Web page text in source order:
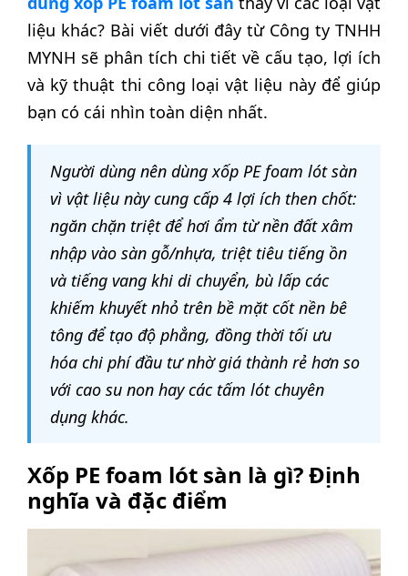
liệu khác? Bài viết dưới đây từ Công ty TNHH
MYNH sẽ phân tích chi tiết về cấu tạo, lợi ích
và kỹ thuật thi công loại vật liệu này để giúp
bạn có cái nhìn toàn diện nhất.
Người dùng nên dùng xốp PE foam lót sàn
vì vật liệu này cung cấp 4 lợi ích then chốt:
ngăn chặn triệt để hơi ẩm từ nền đất xâm
nhập vào sàn gỗ/nhựa, triệt tiêu tiếng ồn
và tiếng vang khi di chuyển, bù lấp các
khiếm khuyết nhỏ trên bề mặt cốt nền bê
tông để tạo độ phẳng, đồng thời tối ưu
hóa chi phí đầu tư nhờ giá thành rẻ hơn so
với cao su non hay các tấm lót chuyên
dụng khác.
Xốp PE foam lót sàn là gì? Định
nghĩa và đặc điểm